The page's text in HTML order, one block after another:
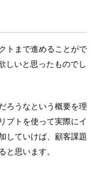
トまで進めることがで
しいと思ったものでし
ろうなという概要を理
プトを使って実際にイ
していけば、顧客課題
思います。